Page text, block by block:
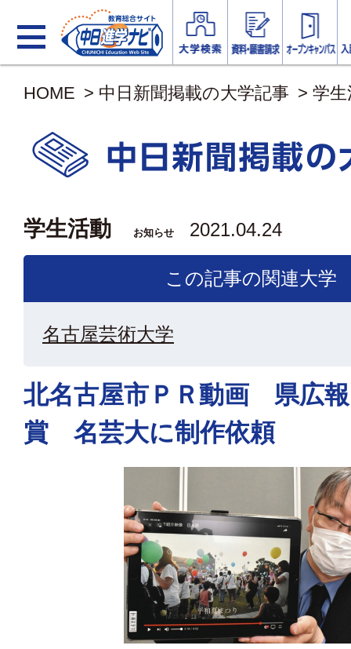
HOME > 中日新聞掲載の大学記事 > 学
学生活動 お知らせ 2021.04.24
この記事の関連大学
名古屋芸術大学
北名古屋市ＰＲ動画 県広
賞 名芸大に制作依頼